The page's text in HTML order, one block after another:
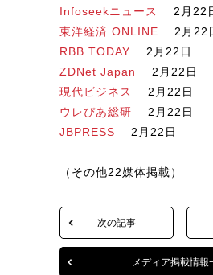
Infoseekニュース
2月22
東洋経済 ONLINE
2月22
RBB TODAY
2月22日
ZDNet Japan
2月22日
現代ビジネス
2月22日
ウレぴあ総研
2月22日
JBPRESS
2月22日
（その他22媒体掲載）
次の記事
メディア掲載情報